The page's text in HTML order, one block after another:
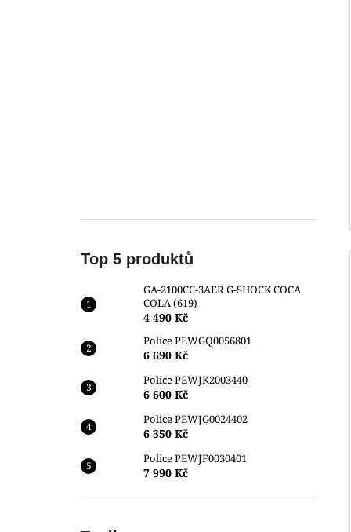
Top 5 produktů
GA-2100CC-3AER G-SHOCK COCA
COLA (619)
4 490 Kč
Police PEWGQ0056801
6 690 Kč
Police PEWJK2003440
6 600 Kč
Police PEWJG0024402
6 350 Kč
Police PEWJF0030401
7 990 Kč